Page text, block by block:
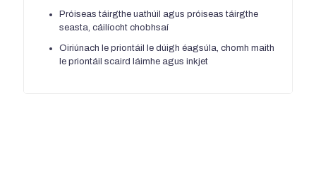
Próiseas táirgthe uathúil agus próiseas táirgthe
seasta, cáilíocht chobhsaí
Oiriúnach le priontáil le dúigh éagsúla, chomh maith
le priontáil scaird láimhe agus inkjet